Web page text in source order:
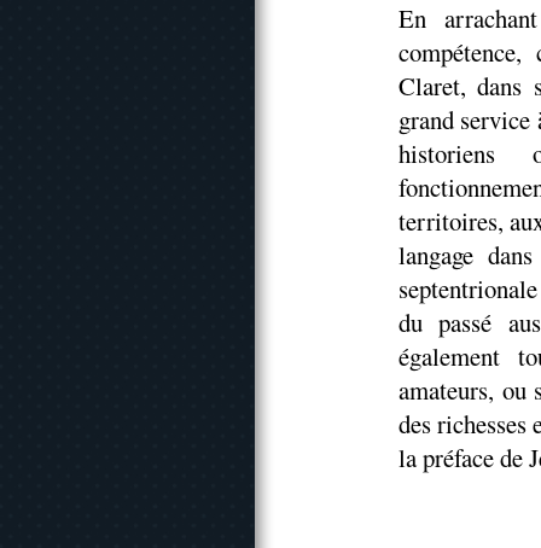
En
Claret, dans
grand
historiens
territoires,
langage
du passé
également
amateurs, ou
des
la préface de